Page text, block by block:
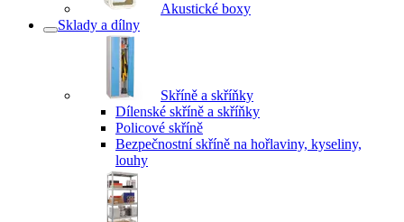
Akustické boxy
Sklady a dílny
Skříně a skříňky
Dílenské skříně a skříňky
Policové skříně
Bezpečnostní skříně na hořlaviny, kyseliny,
louhy